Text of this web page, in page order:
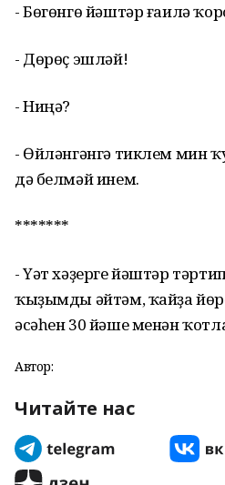
- Бөгөнгө йәштәр ғаилә
- Дөрөҫ эшләй!
- Ниңә?
- Өйләнгәнгә тиклем мин
дә белмәй инем.
*******
- Үәт хәҙерге йәштәр
ҡыҙымды әйтәм, ҡайҙа
әсәһен 30 йәше менән
Автор:
Читайте нас